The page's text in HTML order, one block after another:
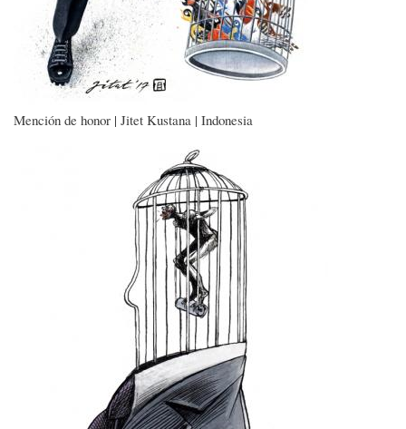
Mención de honor | Jitet Kustana | Indonesia